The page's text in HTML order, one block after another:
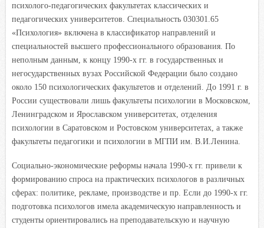
психолого-педагогических факультетах классических и
педагогических университетов. Специальность 030301.65
«Психология» включена в классификатор направлений и
специальностей высшего профессионального образования. По
неполным данным, к концу 1990-х гг. в государственных и
негосударственных вузах Российской Федерации было создано
около 150 психологических факультетов и отделений. До 1991 г. в
России существовали лишь факультеты психологии в Московском,
Ленинградском и Ярославском университетах, отделения
психологии в Саратовском и Ростовском университетах, а также
факультеты педагогики и психологии в МГПИ им. В.И.Ленина.
Социально-экономические реформы начала 1990-х гг. привели к
формированию спроса на практических психологов в различных
сферах: политике, рекламе, производстве и пр. Если до 1990-х гг.
подготовка психологов имела академическую направленность и
студенты ориентировались на преподавательскую и научную